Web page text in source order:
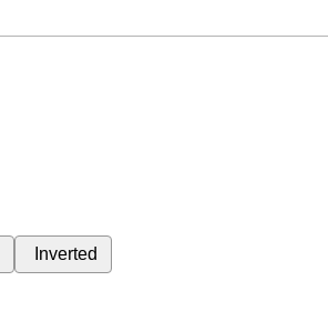
Inverted